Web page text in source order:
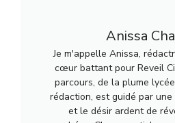
Anissa
Je m'appelle Anissa,
cœur battant pour Reveil
parcours, de la plume
rédaction, est guidé par
et le désir ardent de